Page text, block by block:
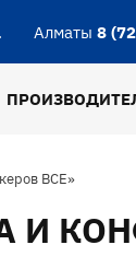
Алматы 8
ВСЕ»
И